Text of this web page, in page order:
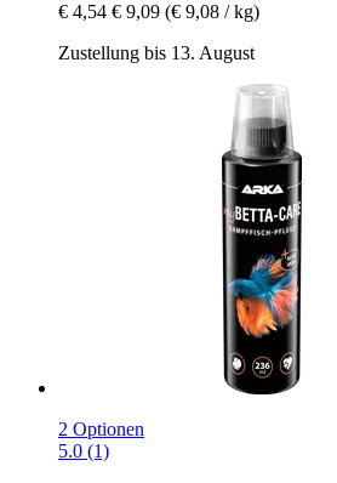
€ 4,54 € 9,09 (€ 9,08 / kg)
Zustellung bis 13. August
2 Optionen
5.0 (1)